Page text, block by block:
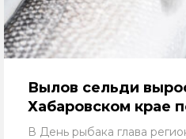
Вылов сельди
Хабаровском крае
В День рыбака глава